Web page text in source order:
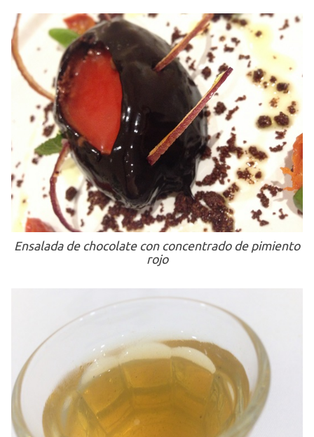
Ensalada de chocolate con concentrado de pimiento
rojo